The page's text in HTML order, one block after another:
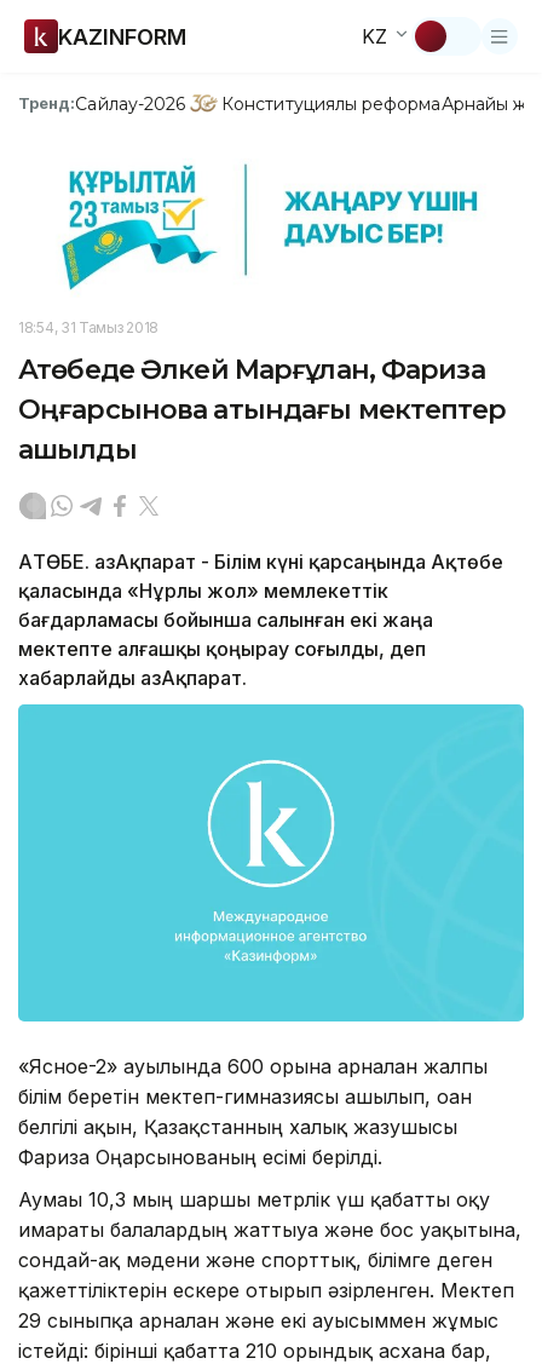
KAZINFORM KZ
Тренд:Сайлау-2026 Конституциялық реформаАрнайы
18:54, 31 Тамыз 2018
Ақтөбеде Әлкей Марғұлан, Фариза
Оңғарсынова атындағы мектептер
ашылды
АҚТӨБЕ. ҚазАқпарат - Білім күні қарсаңында Ақтөбе
қаласында «Нұрлы жол» мемлекеттік
бағдарламасы бойынша салынған екі жаңа
мектепте алғашқы қоңырау соғылды, деп
хабарлайды ҚазАқпарат.
«Ясное-2» ауылында 600 орынға арналған жалпы
білім беретін мектеп-гимназиясы ашылып, оған
белгілі ақын, Қазақстанның халық жазушысы
Фариза Оңғарсынованың есімі берілді.
Аумағы 10,3 мың шаршы метрлік үш қабатты оқу
ғимараты балалардың жаттығуға және бос уақытына,
сондай-ақ мәдени және спорттық, білімге деген
қажеттіліктерін ескере отырып әзірленген. Мектеп
29 сыныпқа арналған және екі ауысыммен жұмыс
істейді: бірінші қабатта 210 орындық асхана бар,